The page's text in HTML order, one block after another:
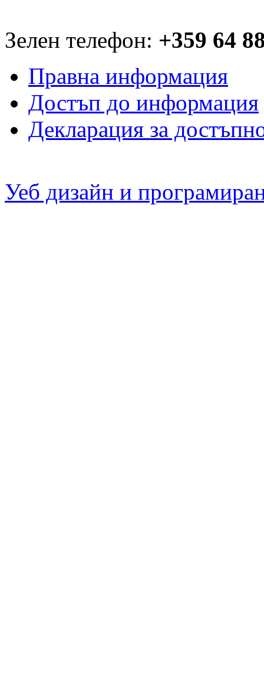
Зелен телефон: +359 64
Правна информация
Достъп до информация
Декларация за
Уеб дизайн и